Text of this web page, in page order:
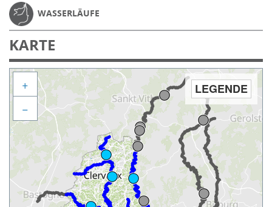
WASSERLÄUFE
KARTE
LEGENDE
+
−